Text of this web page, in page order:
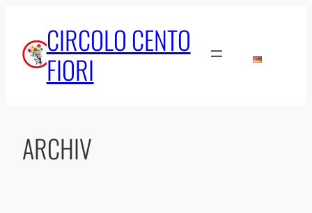
springen CIRCOLO CENTO
FIORI
ARCHIV